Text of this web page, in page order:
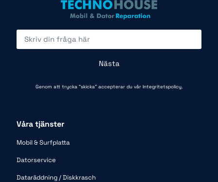
Nästa
Genom att trycka “skicka” accepterar du vår Integritetspolicy.
Våra tjänster
Mobil & Surfplatta
Datorservice
Dataräddning / Diskkrasch